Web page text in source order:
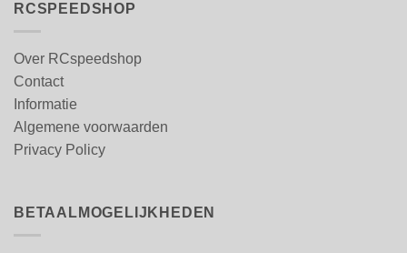
RCSPEEDSHOP
Over RCspeedshop
Contact
Informatie
Algemene voorwaarden
Privacy Policy
BETAALMOGELIJKHEDEN